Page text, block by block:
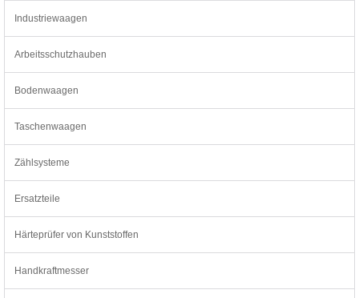
Industriewaagen
Arbeitsschutzhauben
Bodenwaagen
Taschenwaagen
Zählsysteme
Ersatzteile
Härteprüfer von Kunststoffen
Handkraftmesser